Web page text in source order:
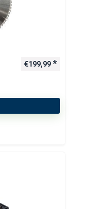
€199,99